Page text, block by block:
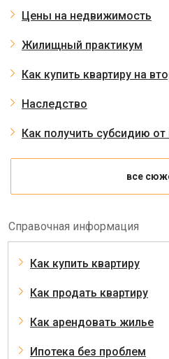
Цены на недвижимость
Жилищный практикум
Как купить квартиру на
Наследство
Как получить субсидию от
все
Справочная информация
Как купить квартиру
Как продать квартиру
Как арендовать жилье
Ипотека без проблем